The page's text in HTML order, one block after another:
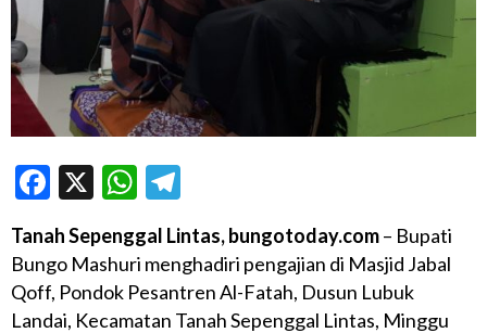
Facebook
X WhatsApp
Tanah Sepenggal Lintas, bungotoday.com– Bupati
Bungo Mashuri menghadiri pengajian di Masjid Jabal
Qoff, Pondok Pesantren Al-Fatah, Dusun Lubuk
Landai, Kecamatan Tanah Sepenggal Lintas, Minggu